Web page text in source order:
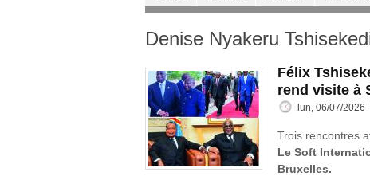
ACCUEIL
Denise Nyakeru
Félix
rend visite à
lun, 06/07/2026
Trois rencontres
Le Soft
Bruxelles.